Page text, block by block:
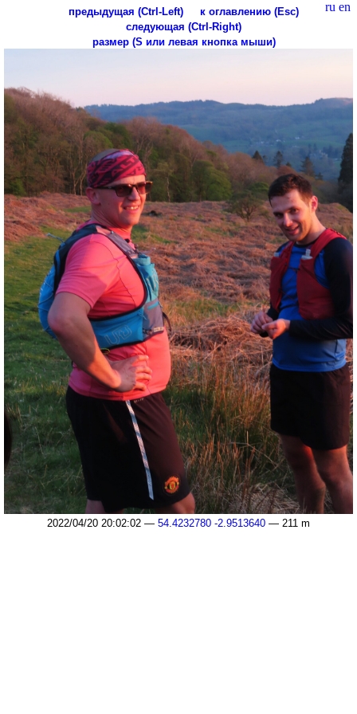
ru en
предыдущая (Ctrl-Left)
к оглавлению (Esc)
следующая (Ctrl-Right)
размер (S или левая кнопка мыши)
2022/04/20 20:02:02 — 54.4232780 -2.9513640 — 211 m